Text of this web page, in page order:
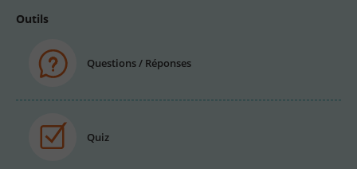
Outils
Questions / Réponses
Quiz